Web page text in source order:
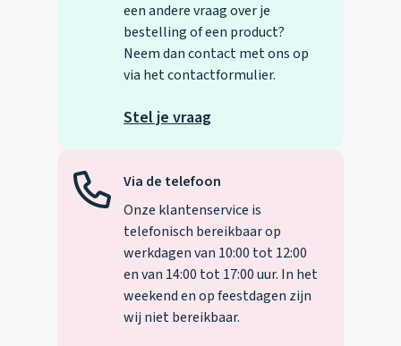
Via de telefoon
Onze klantenservice is
telefonisch bereikbaar op
werkdagen van 10:00 tot 12:00
en van 14:00 tot 17:00 uur. In het
weekend en op feestdagen zijn
wij niet bereikbaar.
een andere vraag over je
bestelling of een product?
Neem dan contact met ons op
via het contactformulier.
Stel je vraag